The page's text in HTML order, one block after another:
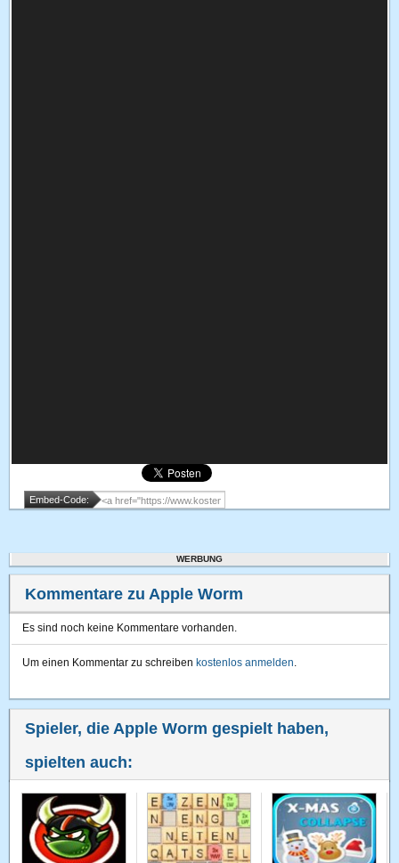
Embed-Code:
WERBUNG
Kommentare zu Apple Worm
Es sind noch keine Kommentare vorhanden.
Um einen Kommentar zu schreiben kostenlos anmelden.
Spieler, die Apple Worm gespielt haben,
spielten auch: